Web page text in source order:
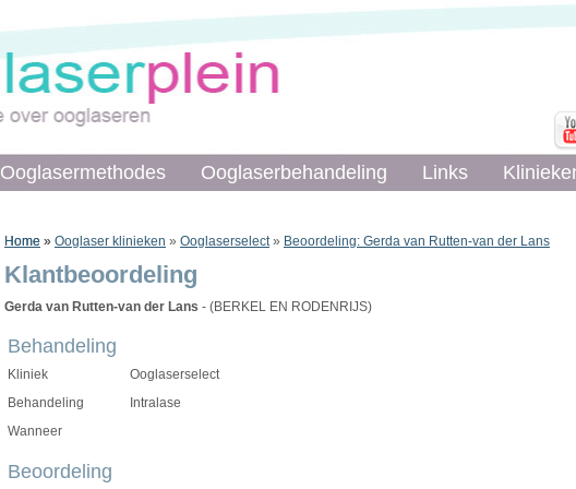
Ooglasermethodes Ooglaserbehandeling Links
Home »
Ooglasermethodes Ooglaserbehandeling Links
Home » Ooglaser klinieken » Ooglaserselect» Beoordeling: Gerda van Rutten-van der Lans
Klantbeoordeling
Gerda van Rutten-van der Lans - (BERKEL EN RODENRIJS)
Behandeling
Kliniek
Ooglaserselect
Behandeling
Intralase
Wanneer
Beoordeling